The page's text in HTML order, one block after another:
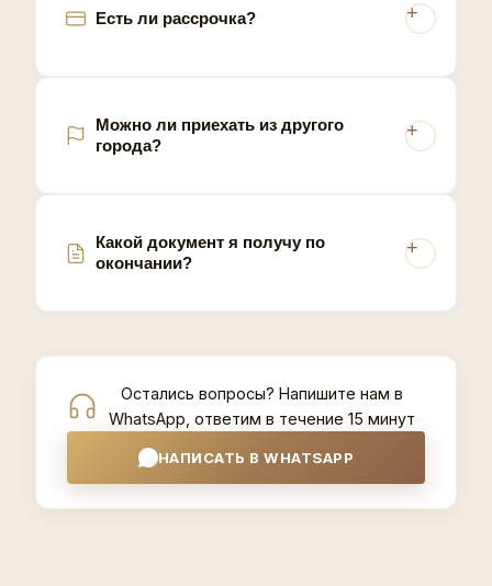
Есть ли рассрочка?
Можно ли приехать из другого
города?
Какой документ я получу по
окончании?
Остались вопросы? Напишите нам в
WhatsApp, ответим в течение 15 минут
НАПИСАТЬ В WHATSAPP